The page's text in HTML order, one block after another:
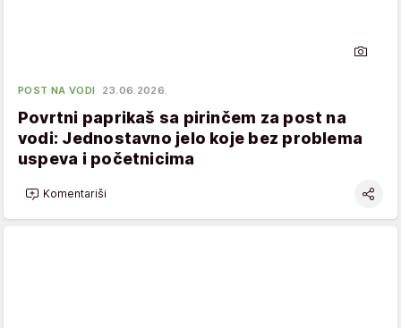
POST NA VODI 23.06.2026.
Povrtni paprikaš sa pirinčem za post na
vodi: Jednostavno jelo koje bez problema
uspeva i početnicima
Komentariši